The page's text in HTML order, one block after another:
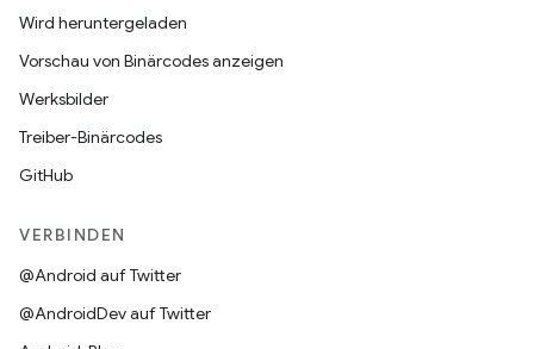
Wird heruntergeladen
Vorschau von Binärcodes anzeigen
Werksbilder
Treiber-Binärcodes
GitHub
VERBINDEN
@Android auf Twitter
@AndroidDev auf Twitter